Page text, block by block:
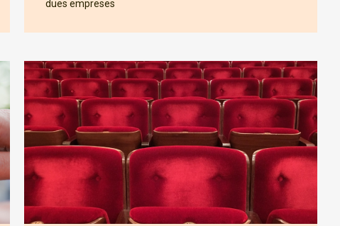
dues empreses